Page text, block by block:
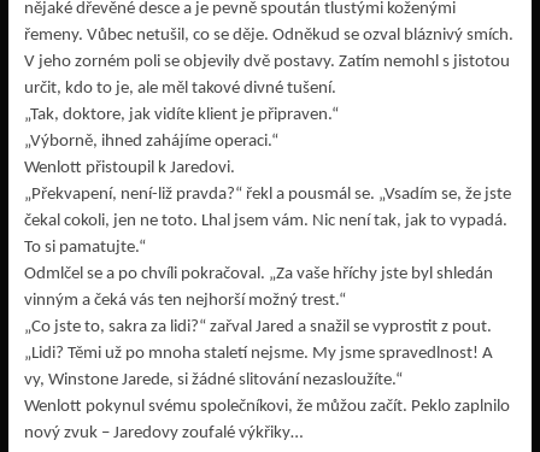
nějaké dřevěné desce a je pevně spoután tlustými koženými
řemeny. Vůbec netušil, co se děje. Odněkud se ozval bláznivý smích.
V jeho zorném poli se objevily dvě postavy. Zatím nemohl s jistotou
určit, kdo to je, ale měl takové divné tušení.
„Tak, doktore, jak vidíte klient je připraven.“
„Výborně, ihned zahájíme operaci.“
Wenlott přistoupil k Jaredovi.
„Překvapení, není-liž pravda?“ řekl a pousmál se. „Vsadím se, že jste
čekal cokoli, jen ne toto. Lhal jsem vám. Nic není tak, jak to vypadá.
To si pamatujte.“
Odmlčel se a po chvíli pokračoval. „Za vaše hříchy jste byl shledán
vinným a čeká vás ten nejhorší možný trest.“
„Co jste to, sakra za lidi?“ zařval Jared a snažil se vyprostit z pout.
„Lidi? Těmi už po mnoha staletí nejsme. My jsme spravedlnost! A
vy, Winstone Jarede, si žádné slitování nezasloužíte.“
Wenlott pokynul svému společníkovi, že můžou začít. Peklo zaplnilo
nový zvuk – Jaredovy zoufalé výkřiky…